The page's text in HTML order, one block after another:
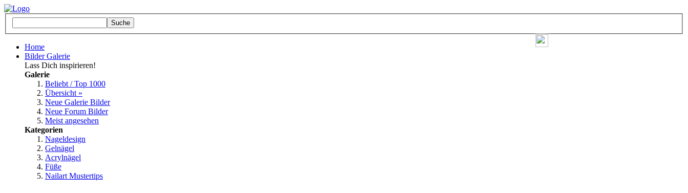
Home
Bilder Galerie
Lass Dich inspirieren!
Galerie
Beliebt / Top 1000
Übersicht »
Neue Galerie Bilder
Neue Forum Bilder
Meist angesehen
Kategorien
Nageldesign
Gelnägel
Acrylnägel
Füße
Nailart Mustertips